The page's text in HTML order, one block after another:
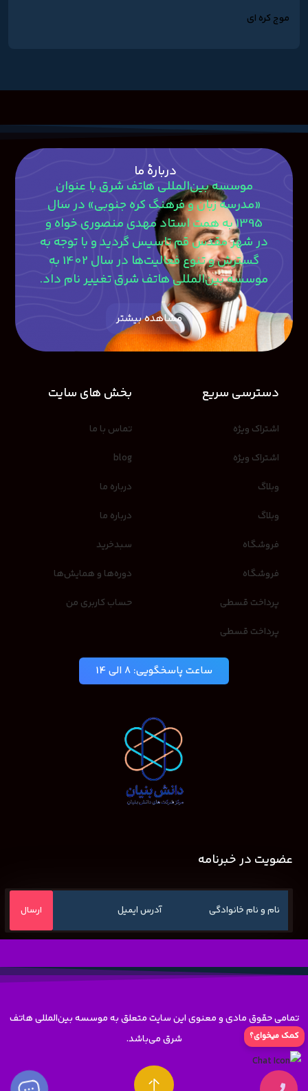
موج کره ای
دربارۀ ما
موسسه بین‌المللی هاتف شرق با عنوان
«مدرسه زبان و فرهنگ کره جنوبی» در سال
1395 به همت استاد مهدی منصوری‎ خواه و
در شهر مقدس قم تاسیس گردید و با توجه به
گسترش و تنوع فعالیت‌ها در سال 1402 به
موسسه بین‌المللی هاتف شرق تغییر نام داد.
مشاهده بیشتر
دسترسی سریع
اشتراک ویژه
اشتراک ویژه
وبلاگ
وبلاگ
فروشگاه
فروشگاه
پرداخت قسطی
پرداخت قسطی
بخش های سایت
تماس با ما
blog
درباره ما
درباره ما
سبدخرید
دوره‌ها و همایش‌ها
حساب کاربری من
ساعت پاسخگویی: 8 الی 14
عضویت در خبرنامه
تمامی حقوق مادی و معنوی این سایت متعلق به موسسه بین‌المللی هاتف
شرق می‌باشد.
کمک میخوای؟